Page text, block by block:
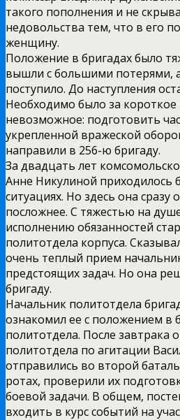
такого пополнения и не
недовольства тем, что в его
женщину.
Положение в бригадах было
вышли с большими потерями,
поступило. До наступления
Необходимо было за короткое
невозможное: подготовить
укрепленной вражеской
направили в 256-ю бригаду.
За двадцать лет
Анне Никулиной приходилось
ситуациях. Но здесь она сразу
посложнее. С тяжестью на
исполнению обязанностей
политотдела корпуса.
очень теплый прием
предстоящих задач. Но она
бригаду.
Начальник политотдела
ознакомил ее с положением в
политотдела. После завтрака
политотдела по агитации
отправились во второй
ротах, проверили их
боевой задачи. В общем,
входить в курс событий на